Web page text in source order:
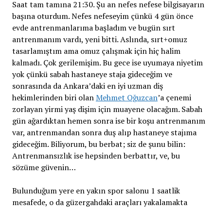
Saat tam tamına 21:30. Şu an nefes nefese bilgisayarın
başına oturdum. Nefes nefeseyim çünkü 4 gün önce
evde antrenmanlarıma başladım ve bugün sırt
antrenmanım vardı, yeni bitti. Aslında, sırt+omuz
tasarlamıştım ama omuz çalışmak için hiç halim
kalmadı. Çok gerilemişim. Bu gece ise uyumaya niyetim
yok çünkü sabah hastaneye staja gideceğim ve
sonrasında da Ankara’daki en iyi uzman diş
hekimlerinden biri olanMehmet Oğuzcan’a çenemi
zorlayan yirmi yaş dişim için muayene olacağım. Sabah
gün ağardıktan hemen sonra ise bir koşu antrenmanım
var, antrenmandan sonra duş alıp hastaneye stajıma
gideceğim. Biliyorum, bu berbat; siz de şunu bilin:
Antrenmansızlık ise hepsinden berbattır, ve, bu
sözüme güvenin…
Bulunduğum yere en yakın spor salonu 1 saatlik
mesafede, o da güzergahdaki araçları yakalamakta